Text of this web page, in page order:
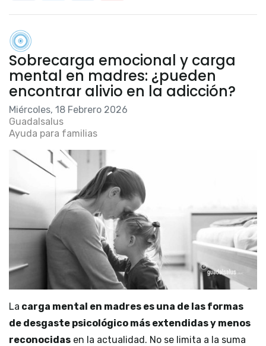
Sobrecarga emocional y carga
mental en madres: ¿pueden
encontrar alivio en la adicción?
Miércoles, 18 Febrero 2026
Guadalsalus
Ayuda para familias
La carga mental en madres es una de las formas
de desgaste psicológico más extendidas y menos
reconocidas en la actualidad. No se limita a la suma